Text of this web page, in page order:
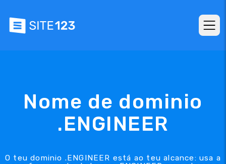
Nome de dominio
.ENGINEER
O teu dominio .ENGINEER está ao teu alcance: usa a